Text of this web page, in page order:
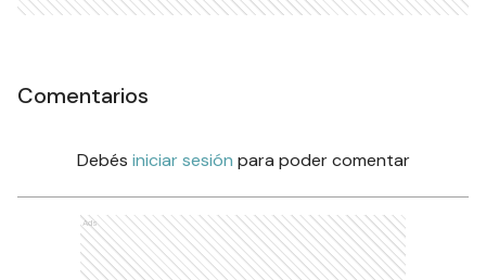
Comentarios
Debés iniciar sesión para poder comentar
Ads